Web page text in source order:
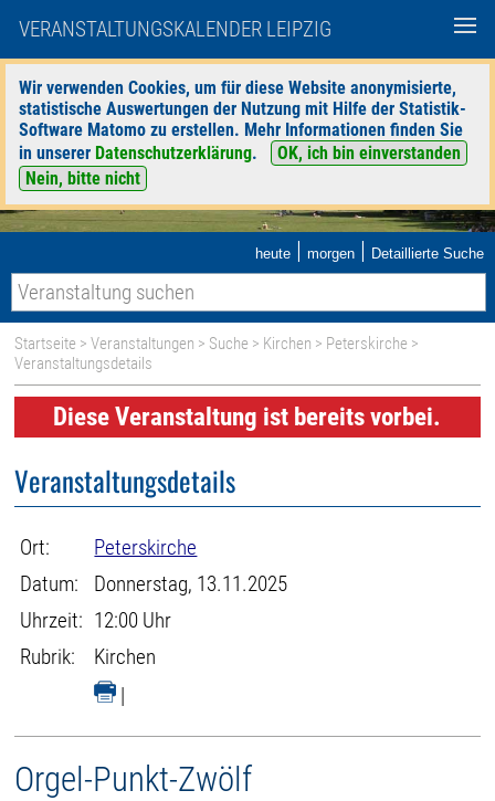
VERANSTALTUNGSKALENDER LEIPZIG
Wir verwenden Cookies, um für diese Website anonymisierte,
statistische Auswertungen der Nutzung mit Hilfe der Statistik-
Software Matomo zu erstellen. Mehr Informationen finden Sie
in unserer Datenschutzerklärung.
OK, ich bin einverstanden
Nein, bitte nicht
heute | morgen | Detaillierte Suche
Startseite >Veranstaltungen > Suche > Kirchen > Peterskirche >
Veranstaltungsdetails
Diese Veranstaltung ist bereits vorbei.
Veranstaltungsdetails
Ort:
Peterskirche
Datum:
Donnerstag, 13.11.2025
Uhrzeit: 12:00 Uhr
Rubrik:
Kirchen
|
Orgel-Punkt-Zwölf